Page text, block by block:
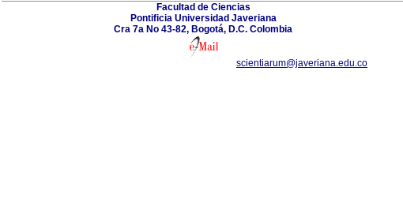
Facultad de Ciencias
Pontificia Universidad Javeriana
Cra 7a No 43-82, Bogotá, D.C. Colombia
scientiarum@javeriana.edu.co